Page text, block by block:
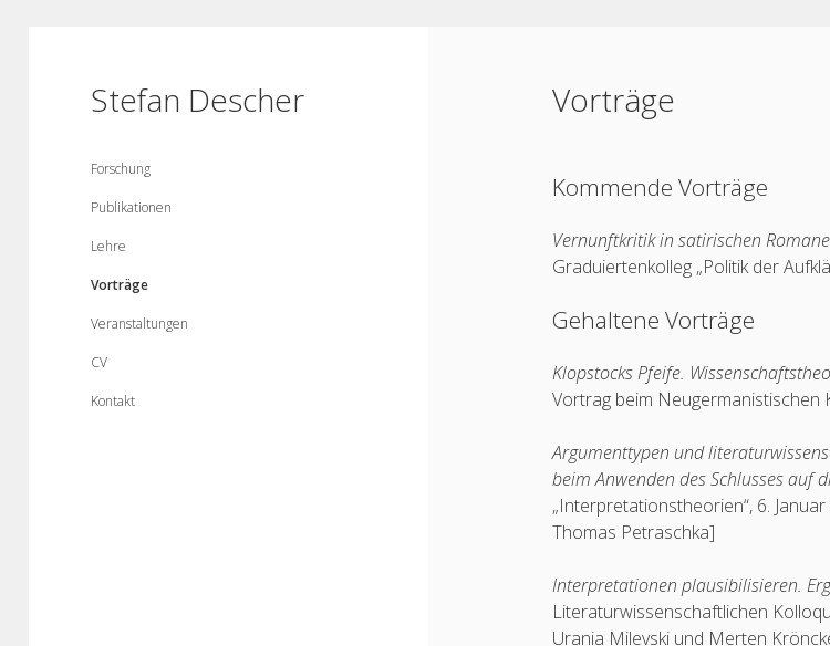
Stefan Descher
Forschung
Publikationen
Lehre
Vorträge
Veranstaltungen
CV
Kontakt
Vorträge
Kommende Vorträge
Vernunftkritik in satirischen
Graduiertenkolleg „Politik der
Gehaltene Vorträge
Klopstocks Pfeife.
Vortrag beim Neugermanistischen
Argumenttypen und
beim Anwenden des Schlusses auf
„Interpretationstheorien“, 6.
Thomas Petraschka]
Interpretationen plausibilisieren.
Literaturwissenschaftlichen
Urania Milevski und Merten